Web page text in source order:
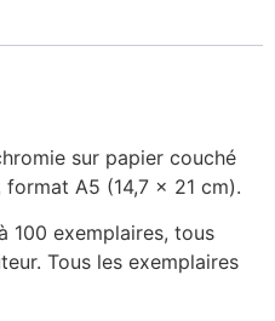
sur papier couché
A5 (14,7 x 21 cm).
100 exemplaires, tous
Tous les exemplaires